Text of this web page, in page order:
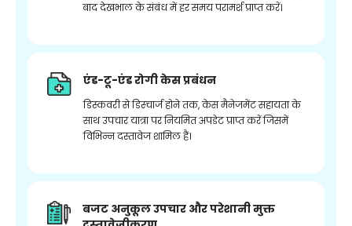
बाद देखभाल के संबंध में हर समय परामर्श प्राप्त करें।
एंड-टू-एंड रोगी केस प्रबंधन
डिस्कवरी से डिस्चार्ज होने तक, केस मैनेजमेंट सहायता के
साथ उपचार यात्रा पर नियमित अपडेट प्राप्त करें जिसमें
विभिन्न दस्तावेज शामिल हैं।
बजट अनुकूल उपचार और परेशानी मुक्त